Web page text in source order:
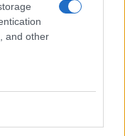
and other
hírlevelére